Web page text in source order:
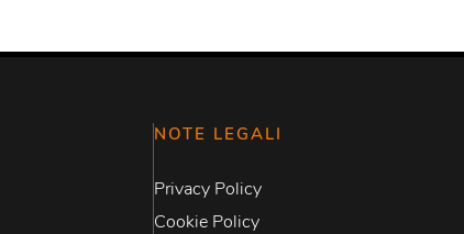
NOTE LEGALI
Privacy Policy
Cookie Policy